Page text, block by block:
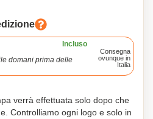
Incluso
domani prima delle
Consegna
ovunque in
Italia
verrà effettuata solo dopo che
Controlliamo ogni logo e solo in